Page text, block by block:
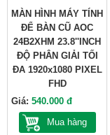
MÀN HÌNH MÁY TÍNH
ĐỂ BÀN CŨ AOC
24B2XHM 23.8''INCH
ĐỘ PHÂN GIẢI TỐI
ĐA 1920x1080 PIXEL
FHD
Giá: 540.000 đ
Mua hàng